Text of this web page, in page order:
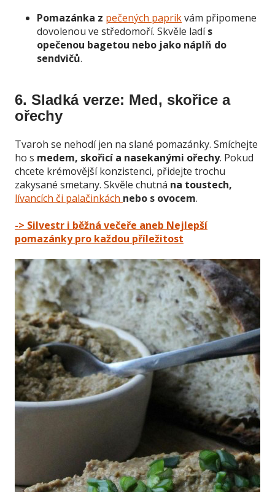
Pomazánka z pečených paprikvám připomene
dovolenou ve středomoří. Skvěle ladís
opečenou bagetou nebo jako náplň do
sendvičů.
6. Sladká verze: Med, skořice a
ořechy
Tvaroh se nehodí jen na slané pomazánky. Smíchejte
ho s medem, skořicí a nasekanými ořechy. Pokud
chcete krémovější konzistenci, přidejte trochu
zakysané smetany. Skvěle chutná na toustech,
lívancích či palačinkách nebo s ovocem.
-> Silvestr i běžná večeře aneb Nejlepší
pomazánky pro každou příležitost